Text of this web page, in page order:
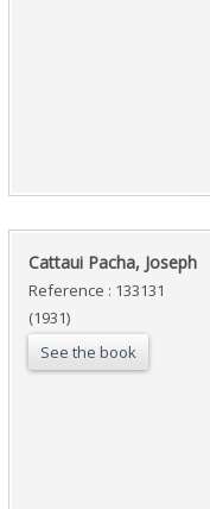
‎Cattaui Pacha, Joseph‎
Reference : 133131
(1931)
See the book